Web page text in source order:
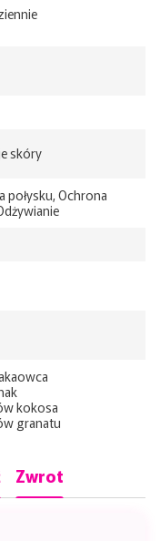
skóry
połysku, Ochrona
kokosa
granatu
Zwrot